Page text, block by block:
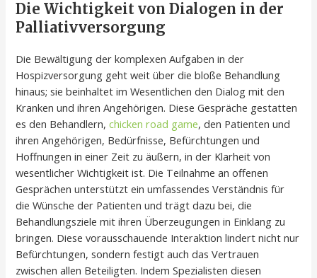
Die Wichtigkeit von Dialogen in der
Palliativversorgung
Die Bewältigung der komplexen Aufgaben in der
Hospizversorgung geht weit über die bloße Behandlung
hinaus; sie beinhaltet im Wesentlichen den Dialog mit den
Kranken und ihren Angehörigen. Diese Gespräche gestatten
es den Behandlern,chicken road game, den Patienten und
ihren Angehörigen, Bedürfnisse, Befürchtungen und
Hoffnungen in einer Zeit zu äußern, in der Klarheit von
wesentlicher Wichtigkeit ist. Die Teilnahme an offenen
Gesprächen unterstützt ein umfassendes Verständnis für
die Wünsche der Patienten und trägt dazu bei, die
Behandlungsziele mit ihren Überzeugungen in Einklang zu
bringen. Diese vorausschauende Interaktion lindert nicht nur
Befürchtungen, sondern festigt auch das Vertrauen
zwischen allen Beteiligten. Indem Spezialisten diesen